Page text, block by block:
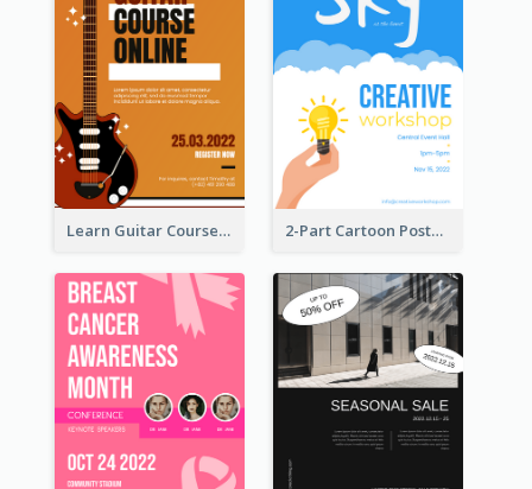
Learn Guitar Course Online Poster 2-Part Cartoon Poster With Design Of Sky